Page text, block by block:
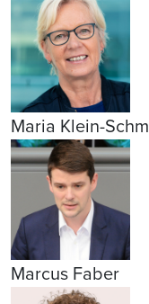
Maria Klein-
Marcus Faber